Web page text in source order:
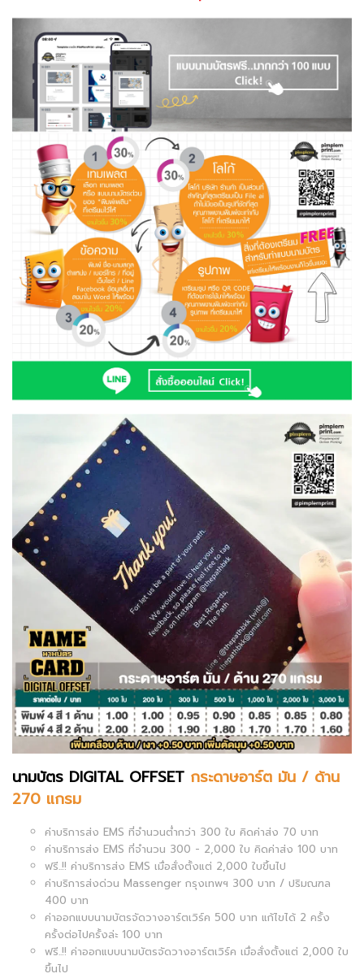
นามบัตร DIGITAL OFFSET กระดาษอาร์ต มัน / ด้าน
270 แกรม
ค่าบริการส่ง EMS ที่จำนวนต่ำกว่า 300 ใบ คิดค่าส่ง 70 บาท
ค่าบริการส่ง EMS ที่จำนวน 300 - 2,000 ใบ คิดค่าส่ง 100 บาท
ฟรี..!! ค่าบริการส่ง EMS เมื่อสั่งตั้งแต่ 2,000 ใบขึ้นไป
ค่าบริการส่งด่วน Massenger กรุงเทพฯ 300 บาท / ปริมณฑล
400 บาท
ค่าออกแบบนามบัตรจัดวางอาร์ตเวิร์ค 500 บาท แก้ไขได้ 2 ครั้ง
ครั้งต่อไปครั้งล่ะ 100 บาท
ฟรี..!! ค่าออกแบบนามบัตรจัดวางอาร์ตเวิร์ค เมื่อสั่งตั้งแต่ 2,000 ใบ
ขึ้นไป